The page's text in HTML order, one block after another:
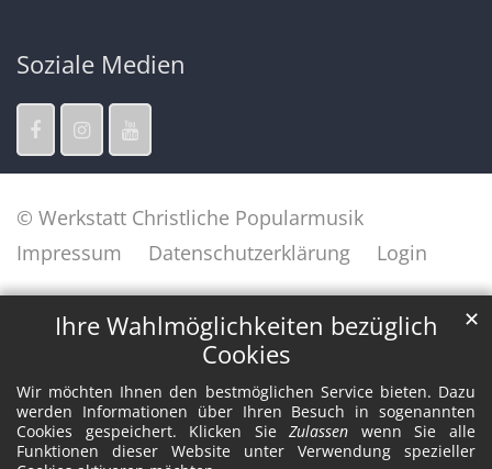
Ihre Wahlmöglichkeiten bezüglich
Cookies
Wir möchten Ihnen den bestmöglichen Service bieten. Dazu
werden Informationen über Ihren Besuch in sogenannten
Cookies gespeichert. Klicken SieZulassen wenn Sie alle
Funktionen dieser Website unter Verwendung spezieller
✕
Soziale Medien
© Werkstatt Christliche Popularmusik
Impressum
Datenschutzerklärung Login